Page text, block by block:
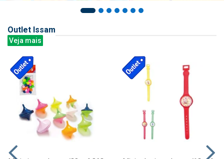
Outlet Issam
Veja mais